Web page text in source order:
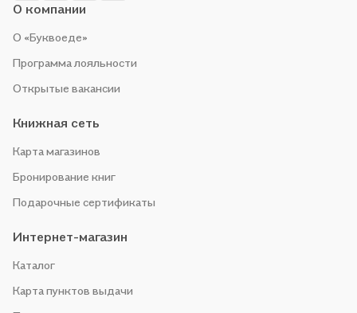
О компании
О «Буквоеде»
Программа лояльности
Открытые вакансии
Книжная сеть
Карта магазинов
Бронирование книг
Подарочные сертификаты
Интернет-магазин
Каталог
Карта пунктов выдачи